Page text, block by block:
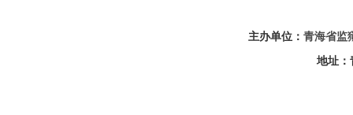
主办单位： 青海省监
地址：